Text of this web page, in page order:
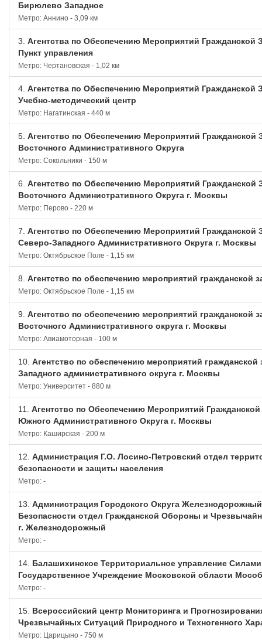
Бирюлево Западное
Метро: Аннино - 3,09 км
3. Агентства по Обеспечению Мероприятий
Пункт управления
Метро: Чертановская - 1,02 км
4. Агентства по Обеспечению Мероприятий
Учебно-методический центр
Метро: Нагатинская - 440 м
5. Агентство по Обеспечению Мероприятий Гражданской
Восточного Административного Округа
Метро: Сокольники - 150 м
6. Агентство по Обеспечению Мероприятий Гражданской
Восточного Административного Округа г. Москвы
Метро: Перово - 220 м
7. Агентство по Обеспечению Мероприятий Гражданской
Северо-Западного Административного Округа г. Москвы
Метро: Октябрьское Поле - 1,15 км
8. Агентство по обеспечению мероприятий гражданской
Метро: Октябрьское Поле - 1,15 км
9. Агентство по обеспечению мероприятий гражданской
Восточного Административного округа г. Москвы
Метро: Авиамоторная - 100 м
10. Агентство по обеспечению мероприятий
Западного административного округа г. Москвы
Метро: Университет - 880 м
11.
Агентство по Обеспечению Мероприятий
Южного Административного Округа г. Москвы
Метро: Каширская - 200 м
12. Администрация Г.О. Лосино-Петровский отдел
безопасности и защиты населения
Метро: -
13. Администрация Городского Округа
Безопасности отдел Гражданской Обороны и
г. Железнодорожный
Метро: -
14. Балашихинское Территориальное управление
Государственное Учреждение Московской области
Метро: -
15. Всероссийский центр Мониторинга и
Чрезвычайных Ситуаций Природного и Техногенного
Метро: Царицыно - 750 м